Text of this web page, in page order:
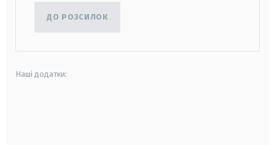
ДО РОЗСИЛОК
Наші додатки: